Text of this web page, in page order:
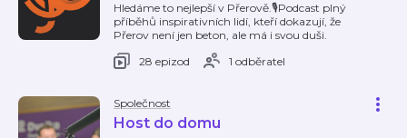
Hledáme to nejlepší v Přerově.🎙️Podcast plný
příběhů inspirativních lidí, kteří dokazují, že
Přerov není jen beton, ale má i svou duši.
28 epizod
1 odběratel
Společnost
Host do domu